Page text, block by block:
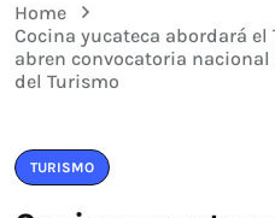
Home
Cocina yucateca abordará el
abren convocatoria nacional
del Turismo
TURISMO